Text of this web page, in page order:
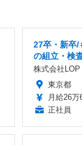
27卒・新卒/
の組立・検
株式会社LOP
東京都
月給26
正社員